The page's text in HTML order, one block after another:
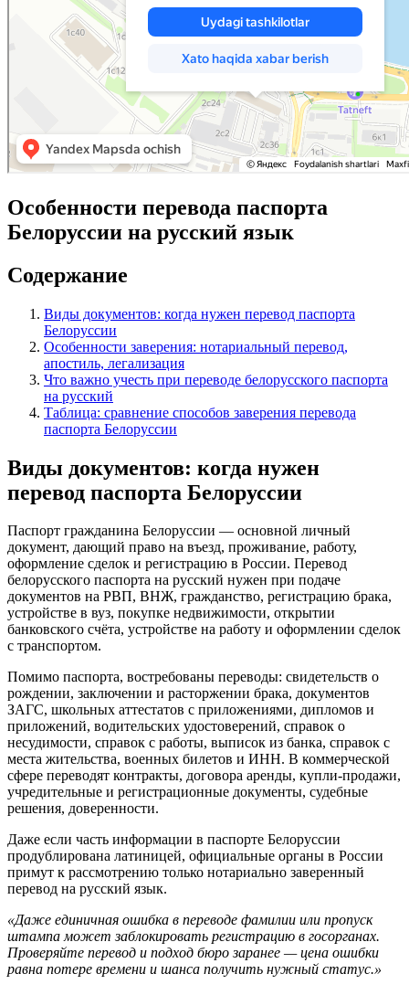
Особенности перевода паспорта
Белоруссии на русский язык
Содержание
Виды документов: когда нужен перевод паспорта
Белоруссии
Особенности заверения: нотариальный перевод,
апостиль, легализация
Что важно учесть при переводе белорусского паспорта
на русский
Таблица: сравнение способов заверения перевода
паспорта Белоруссии
Виды документов: когда нужен
перевод паспорта Белоруссии
Паспорт гражданина Белоруссии — основной личный
документ, дающий право на въезд, проживание, работу,
оформление сделок и регистрацию в России. Перевод
белорусского паспорта на русский нужен при подаче
документов на РВП, ВНЖ, гражданство, регистрацию брака,
устройстве в вуз, покупке недвижимости, открытии
банковского счёта, устройстве на работу и оформлении сделок
с транспортом.
Помимо паспорта, востребованы переводы: свидетельств о
рождении, заключении и расторжении брака, документов
ЗАГС, школьных аттестатов с приложениями, дипломов и
приложений, водительских удостоверений, справок о
несудимости, справок с работы, выписок из банка, справок с
места жительства, военных билетов и ИНН. В коммерческой
сфере переводят контракты, договора аренды, купли-продажи,
учредительные и регистрационные документы, судебные
решения, доверенности.
Даже если часть информации в паспорте Белоруссии
продублирована латиницей, официальные органы в России
примут к рассмотрению только нотариально заверенный
перевод на русский язык.
«Даже единичная ошибка в переводе фамилии или пропуск
штампа может заблокировать регистрацию в госорганах.
Проверяйте перевод и подход бюро заранее — цена ошибки
равна потере времени и шанса получить нужный статус.»